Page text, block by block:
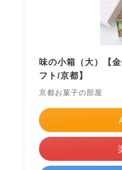
味の小箱（大）【
フト/京都】
京都お菓子の部屋